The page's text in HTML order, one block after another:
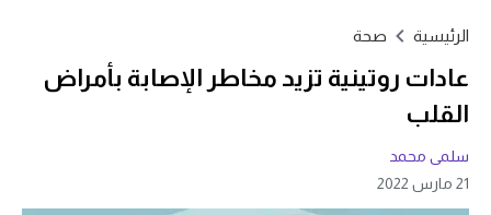
الرئيسية صحة
عادات روتينية تزيد مخاطر الإصابة بأمراض
القلب
سلمى محمد
21 مارس 2022